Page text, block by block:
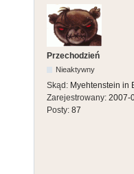
Przechodzień
Nieaktywny
Skąd: Myehtenstein in
Zarejestrowany: 2007-
Posty: 87